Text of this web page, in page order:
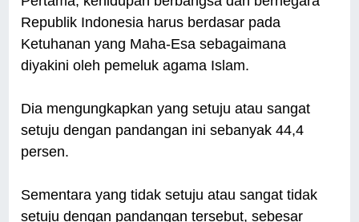
Republik Indonesia harus berdasar pada
Ketuhanan yang Maha-Esa sebagaimana
diyakini oleh pemeluk agama Islam.
Dia mengungkapkan yang setuju atau sangat
setuju dengan pandangan ini sebanyak 44,4
persen.
Sementara yang tidak setuju atau sangat tidak
setuju dengan pandangan tersebut, sebesar